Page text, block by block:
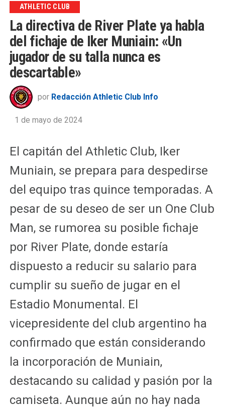
ATHLETIC CLUB
La directiva de River Plate ya habla
del fichaje de Iker Muniain: «Un
jugador de su talla nunca es
descartable»
por Redacción Athletic Club Info
1 de mayo de 2024
El capitán del Athletic Club, Iker
Muniain, se prepara para despedirse
del equipo tras quince temporadas. A
pesar de su deseo de ser un One Club
Man, se rumorea su posible fichaje
por River Plate, donde estaría
dispuesto a reducir su salario para
cumplir su sueño de jugar en el
Estadio Monumental. El
vicepresidente del club argentino ha
confirmado que están considerando
la incorporación de Muniain,
destacando su calidad y pasión por la
camiseta. Aunque aún no hay nada